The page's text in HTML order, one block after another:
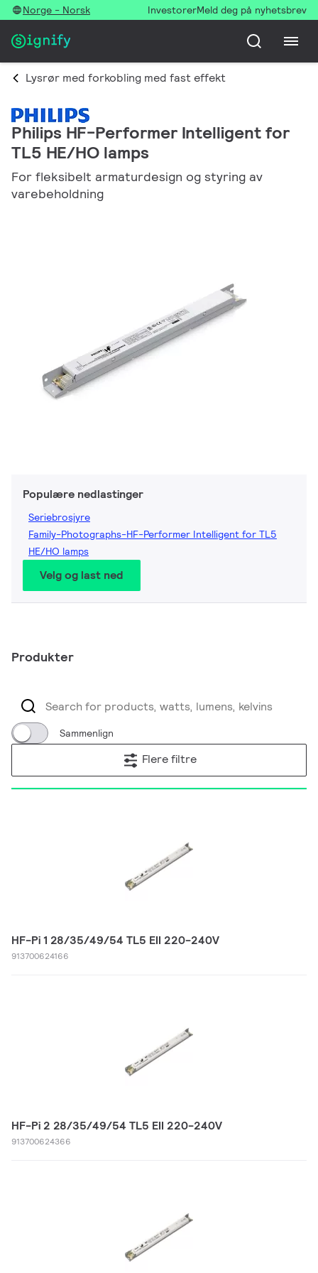
Norge - Norsk InvestorerMeld deg på nyhetsbrev
Lysrør med forkobling med fast effekt
Philips HF-Performer Intelligent for
TL5 HE/HO lamps
For fleksibelt armaturdesign og styring av
varebeholdning
Populære nedlastinger
Seriebrosjyre
Family-Photographs-HF-Performer Intelligent for TL5
HE/HO lamps
Velg og last ned
Produkter
Sammenlign
Flere filtre
HF-Pi 1 28/35/49/54 TL5 EII 220-240V
913700624166
HF-Pi 2 28/35/49/54 TL5 EII 220-240V
913700624366